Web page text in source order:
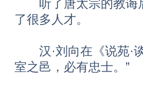
听了唐太宗的教诲
了很多人才。
汉·刘向在《说苑·谈
室之邑，必有忠士。”